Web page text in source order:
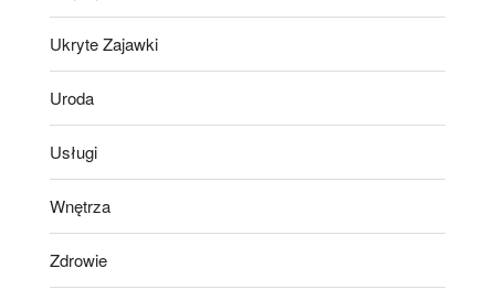
Ukryte Zajawki
Uroda
Usługi
Wnętrza
Zdrowie